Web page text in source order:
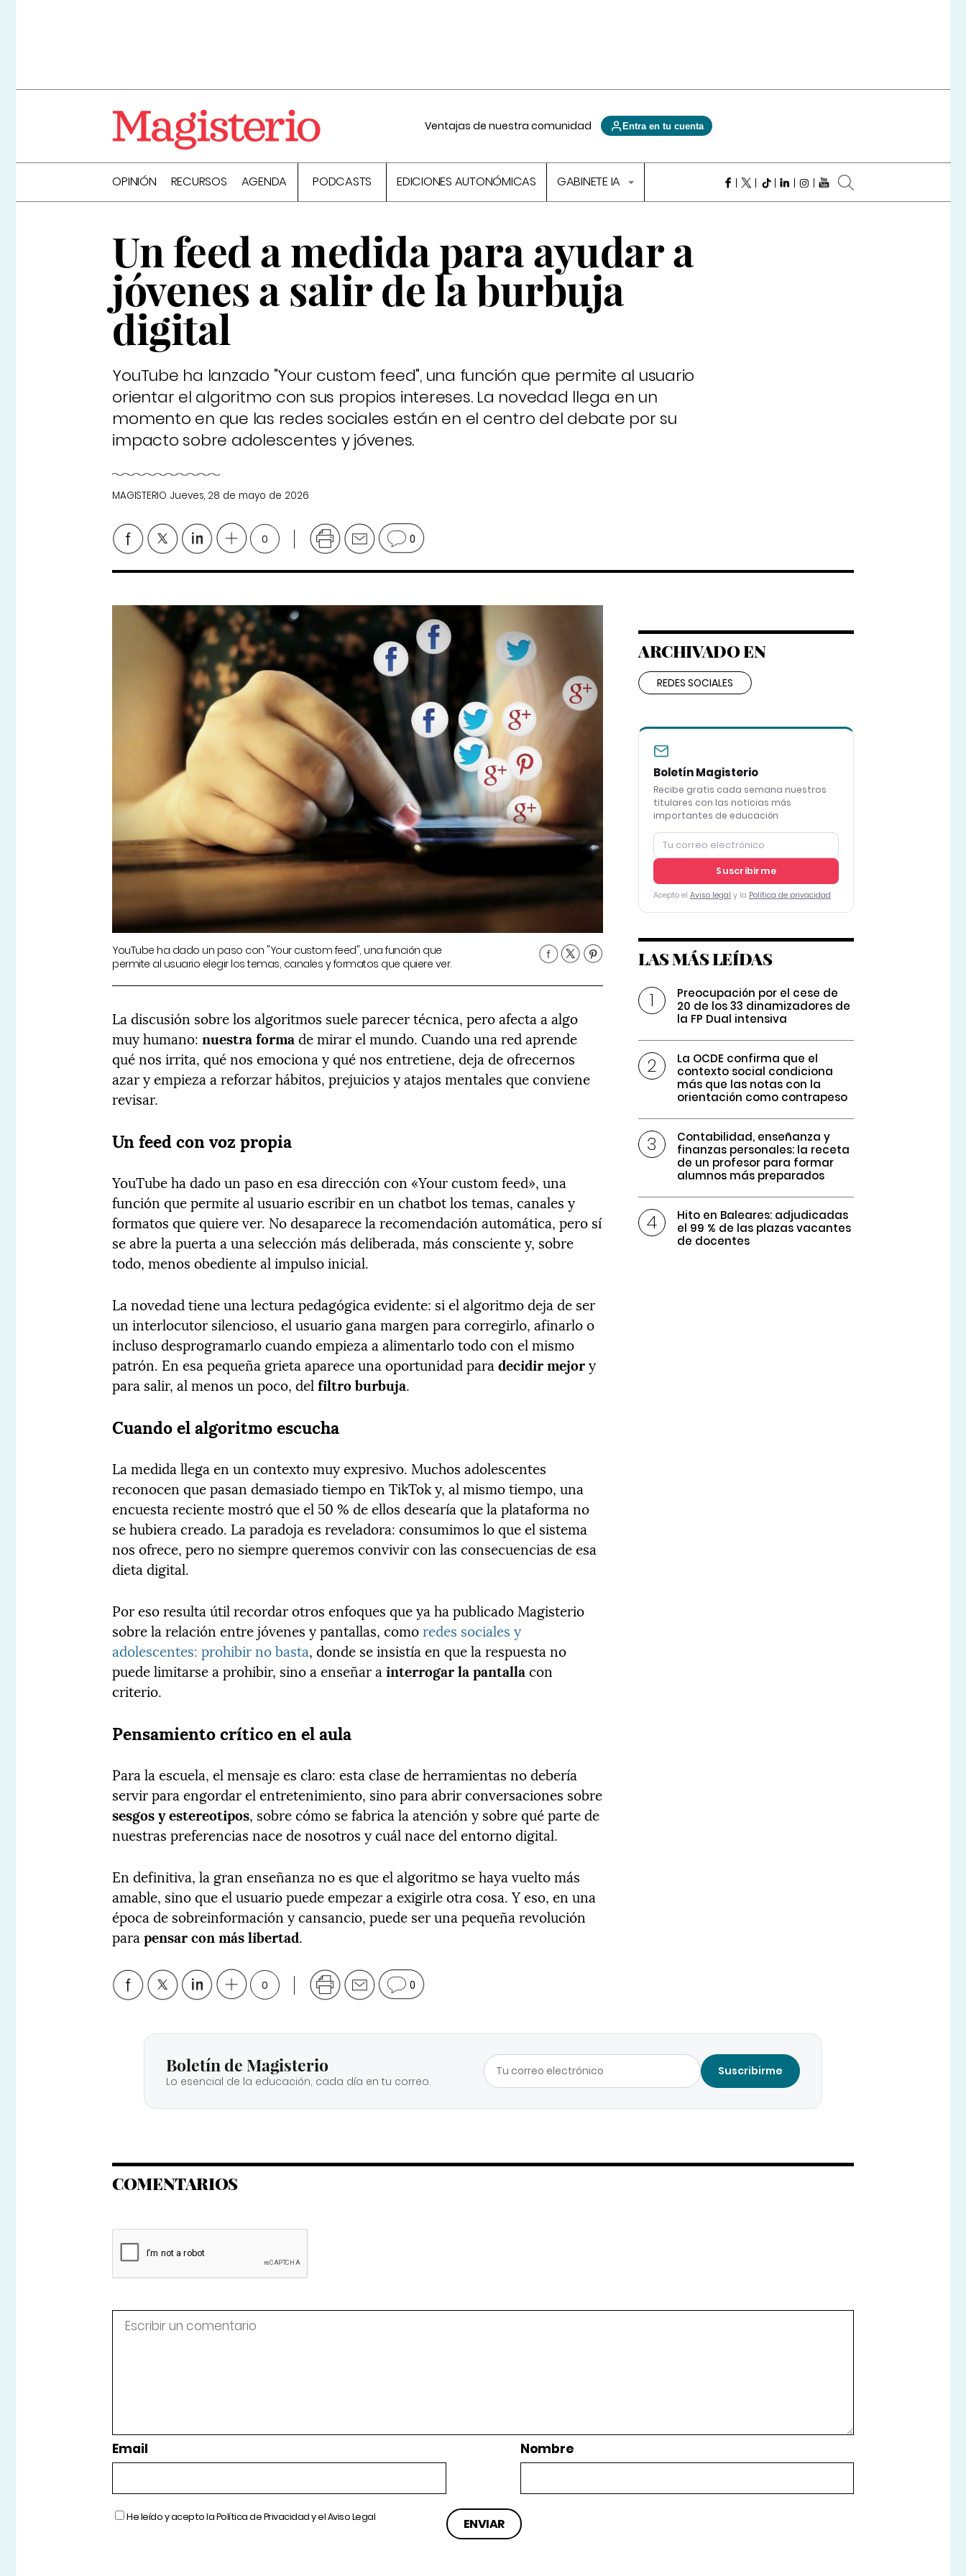
Ventajas de nuestra comunidad Entra en tu cuenta
OPINIÓN RECURSOS AGENDA PODCASTS EDICIONES AUTONÓMICAS GABINETE IA
Un feed a medida para ayudar a
jóvenes a salir de la burbuja
digital
YouTube ha lanzado "Your custom feed", una función que permite al usuario
orientar el algoritmo con sus propios intereses. La novedad llega en un
momento en que las redes sociales están en el centro del debate por su
impacto sobre adolescentes y jóvenes.
MAGISTERIO Jueves, 28 de mayo de 2026
0 0
YouTube ha dado un paso con "Your custom feed", una función que
permite al usuario elegir los temas, canales y formatos que quiere ver.
La discusión sobre los algoritmos suele parecer técnica, pero afecta a algo
muy humano:nuestra formade mirar el mundo. Cuando una red aprende
qué nos irrita, qué nos emociona y qué nos entretiene, deja de ofrecernos
azar y empieza a reforzar hábitos, prejuicios y atajos mentales que conviene
revisar.
Un feed con voz propia
YouTube ha dado un paso en esa dirección con «Your custom feed», una
función que permite al usuario escribir en un chatbot los temas, canales y
formatos que quiere ver. No desaparece la recomendación automática, pero sí
se abre la puerta a una selección más deliberada, más consciente y, sobre
todo, menos obediente al impulso inicial.
La novedad tiene una lectura pedagógica evidente: si el algoritmo deja de ser
un interlocutor silencioso, el usuario gana margen para corregirlo, afinarlo o
incluso desprogramarlo cuando empieza a alimentarlo todo con el mismo
patrón. En esa pequeña grieta aparece una oportunidad paradecidir mejory
para salir, al menos un poco, delfiltro burbuja.
Cuando el algoritmo escucha
La medida llega en un contexto muy expresivo. Muchos adolescentes
reconocen que pasan demasiado tiempo en TikTok y, al mismo tiempo, una
encuesta reciente mostró que el 50 % de ellos desearía que la plataforma no
se hubiera creado. La paradoja es reveladora: consumimos lo que el sistema
nos ofrece, pero no siempre queremos convivir con las consecuencias de esa
dieta digital.
Por eso resulta útil recordar otros enfoques que ya ha publicado Magisterio
sobre la relación entre jóvenes y pantallas, comoredes sociales y
adolescentes: prohibir no basta, donde se insistía en que la respuesta no
puede limitarse a prohibir, sino a enseñar ainterrogar la pantallacon
criterio.
Pensamiento crítico en el aula
Para la escuela, el mensaje es claro: esta clase de herramientas no debería
servir para engordar el entretenimiento, sino para abrir conversaciones sobre
sesgos y estereotipos, sobre cómo se fabrica la atención y sobre qué parte de
nuestras preferencias nace de nosotros y cuál nace del entorno digital.
En definitiva, la gran enseñanza no es que el algoritmo se haya vuelto más
amable, sino que el usuario puede empezar a exigirle otra cosa. Y eso, en una
época de sobreinformación y cansancio, puede ser una pequeña revolución
parapensar con más libertad.
0 0
ARCHIVADO EN
REDES SOCIALES
Boletín Magisterio
Recibe gratis cada semana nuestros
titulares con las noticias más
importantes de educación
Suscribirme
Acepto el Aviso legal y la Política de privacidad
LAS MÁS LEÍDAS
Preocupación por el cese de
20 de los 33 dinamizadores de
la FP Dual intensiva
La OCDE confirma que el
contexto social condiciona
más que las notas con la
orientación como contrapeso
Contabilidad, enseñanza y
finanzas personales: la receta
de un profesor para formar
alumnos más preparados
Hito en Baleares: adjudicadas
el 99 % de las plazas vacantes
de docentes
Boletín de Magisterio
Lo esencial de la educación, cada día en tu correo.
Suscribirme
COMENTARIOS
Email Nombre
He leído y acepto laPolítica de Privacidady elAviso Legal